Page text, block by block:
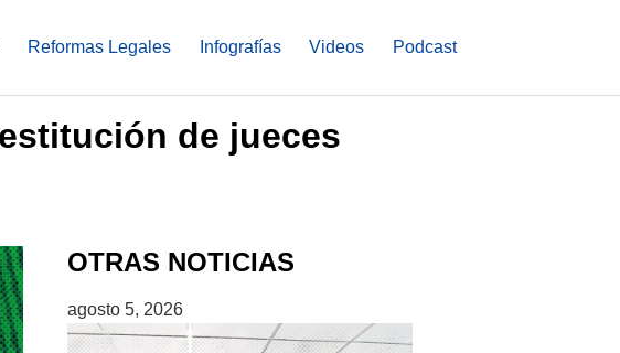
Reformas Legales Infografías Videos Podcast
de jueces
OTRAS NOTICIAS
agosto 5, 2026